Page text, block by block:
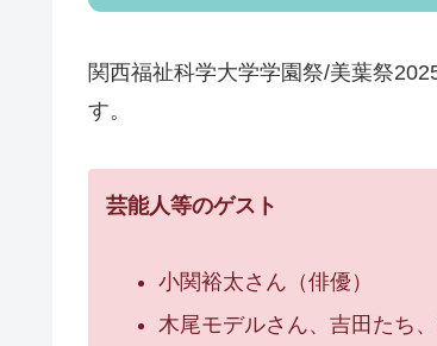
関西福祉科学大学学園祭/美葉祭
す。
芸能人等のゲスト
小関裕太さん（俳優）
木尾モデルさん、吉田たち